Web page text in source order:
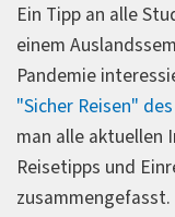
Ein Tipp an alle
einem
Pandemie
"Sicher Reisen"
man alle aktuellen
Reisetipps und
zusammengefasst.